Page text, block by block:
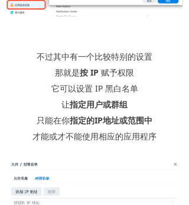
不过其中有一个比较特别的设置
那就是按 IP 赋予权限
它可以设置 IP 黑白名单
让指定用户或群组
只能在你指定的IP地址或范围中
才能或才不能使用相应的应用程序